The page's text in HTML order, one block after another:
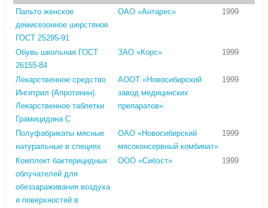
Пальто женское
демисезонное шерстяное
ГОСТ 25295-91
ОАО «Антарес» 1999
Обувь школьная ГОСТ
26155-84
ЗАО «Корс» 1999
Лекарственное средство
Ингитрил (Апротинин).
Лекарственное таблетки
Грамицидина С
АООТ «Новосибирский
завод медицинских
препаратов»
1999
Полуфабрикаты мясные
натуральные в специях
ОАО «Новосибирский
мясоконсервный комбинат»
1999
Комплект бактерицидных
облучателей для
обеззараживания воздуха
и поверхностей в
ООО «Сибэст» 1999